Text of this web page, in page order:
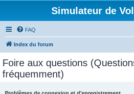
Simulateur de
FAQ
Index du forum
Foire aux questions
fréquemment)